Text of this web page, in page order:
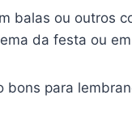
balas ou outros
da festa ou
para